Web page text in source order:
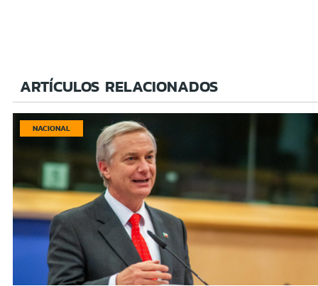
ARTÍCULOS RELACIONADOS
NACIONAL